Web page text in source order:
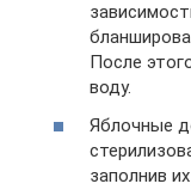
После
воду.
Яблочные
заполнив